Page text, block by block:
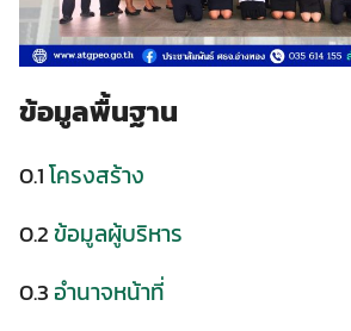
ข้อมูลพื้นฐาน
0.1โครงสร้าง
0.2ข้อมูลผู้บริหาร
0.3 อำนาจหน้าที่